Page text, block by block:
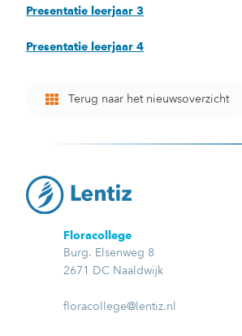
Presentatie leerjaar 3
Presentatie leerjaar 4
Terug naar het nieuwsoverzicht
Floracollege
Burg. Elsenweg 8
2671 DC Naaldwijk
floracollege@lentiz.nl